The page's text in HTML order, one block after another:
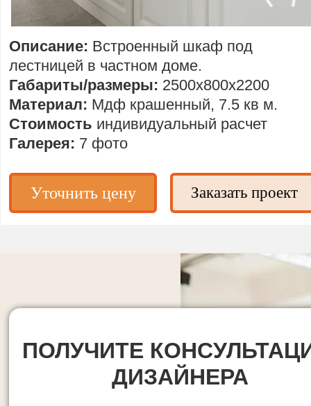
ПОЛУЧИТЕ
ДИЗАЙНЕРА
Уточнить цену Заказать проект
Описание: Встроенный шкаф под
лестницей в частном доме.
Габариты/размеры: 2500х800х2200
Материал: Мдф крашенный, 7.5 кв м.
Стоимость индивидуальный расчет
Галерея: 7 фото